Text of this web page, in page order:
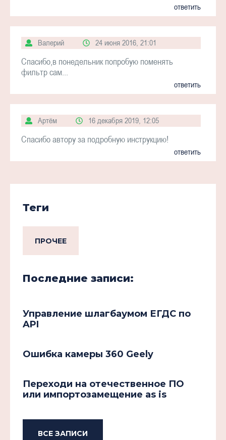
ответить
Валерий 24 июня 2016, 21:01
Спасибо,в понедельник попробую поменять
фильтр сам...
ответить
Артём 16 декабря 2019, 12:05
Спасибо автору за подробную инструкцию!
ответить
Теги
ПРОЧЕЕ
Последние записи:
Управление шлагбаумом ЕГДС по
API
Ошибка камеры 360 Geely
Переходи на отечественное ПО
или импортозамещение as is
ВСЕ ЗАПИСИ